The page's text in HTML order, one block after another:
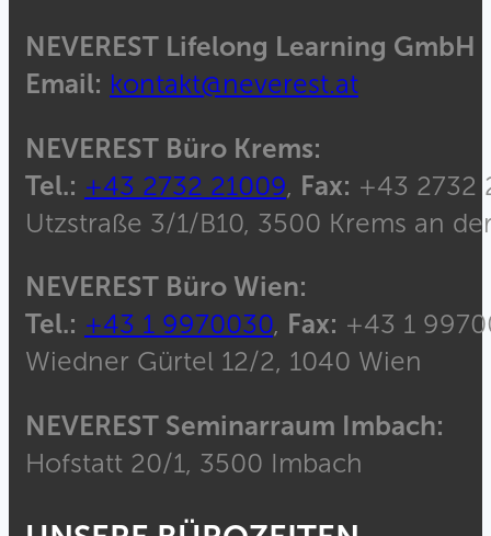
NEVEREST Lifelong Learning GmbH
Email: kontakt@neverest.at
NEVEREST Büro Krems:
Tel.: +43 2732 21009, Fax: +43 2732
Utzstraße 3/1/B10, 3500 Krems an
NEVEREST Büro Wien:
Tel.: +43 1 9970030, Fax: +43 1
Wiedner Gürtel 12/2, 1040 Wien
NEVEREST Seminarraum Imbach:
Hofstatt 20/1, 3500 Imbach